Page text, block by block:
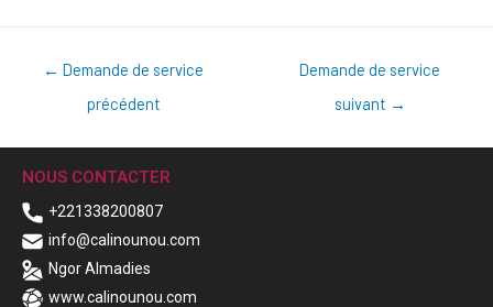
← Demande de service
précédent
Demande de service
suivant →
NOUS CONTACTER
+221338200807
info@calinounou.com
Ngor Almadies
www.calinounou.com